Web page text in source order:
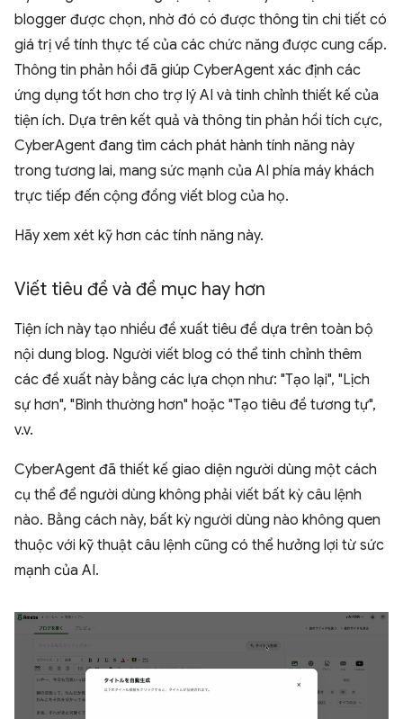
blogger được chọn, nhờ đó có được thông tin chi tiết có
giá trị về tính thực tế của các chức năng được cung cấp.
Thông tin phản hồi đã giúp CyberAgent xác định các
ứng dụng tốt hơn cho trợ lý AI và tinh chỉnh thiết kế của
tiện ích. Dựa trên kết quả và thông tin phản hồi tích cực,
CyberAgent đang tìm cách phát hành tính năng này
trong tương lai, mang sức mạnh của AI phía máy khách
trực tiếp đến cộng đồng viết blog của họ.
Hãy xem xét kỹ hơn các tính năng này.
Viết tiêu đề và đề mục hay hơn
Tiện ích này tạo nhiều đề xuất tiêu đề dựa trên toàn bộ
nội dung blog. Người viết blog có thể tinh chỉnh thêm
các đề xuất này bằng các lựa chọn như: "Tạo lại", "Lịch
sự hơn", "Bình thường hơn" hoặc "Tạo tiêu đề tương tự",
v.v.
CyberAgent đã thiết kế giao diện người dùng một cách
cụ thể để người dùng không phải viết bất kỳ câu lệnh
nào. Bằng cách này, bất kỳ người dùng nào không quen
thuộc với kỹ thuật câu lệnh cũng có thể hưởng lợi từ sức
mạnh của AI.